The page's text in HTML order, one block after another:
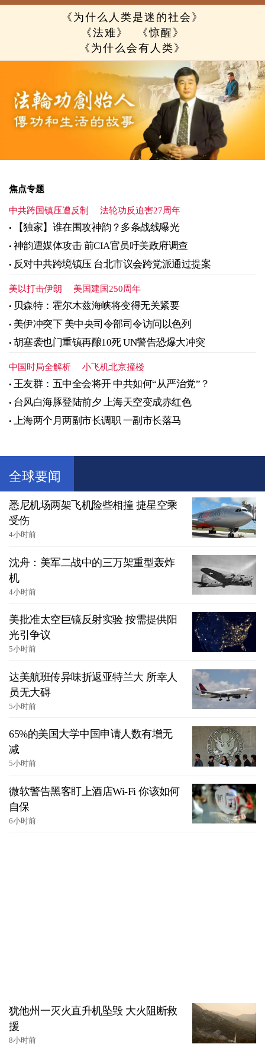
《为什么人类是迷的社会》
《法难》
《惊醒》
《为什么会有人类》
焦点专题
中共跨国镇压遭反制 法轮功反迫害27周年
【独家】谁在围攻神韵？多条战线曝光
神韵遭媒体攻击 前CIA官员吁美政府调查
反对中共跨境镇压 台北市议会跨党派通过提案
美以打击伊朗 美国建国250周年
贝森特：霍尔木兹海峡将变得无关紧要
美伊冲突下 美中央司令部司令访问以色列
胡塞袭也门重镇再酿10死 UN警告恐爆大冲突
中国时局全解析 小飞机北京撞楼
王友群：五中全会将开 中共如何“从严治党”？
台风白海豚登陆前夕 上海天空变成赤红色
上海两个月两副市长调职 一副市长落马
全球要闻
悉尼机场两架飞机险些相撞 捷星空乘
受伤
4小时前
沈舟：美军二战中的三万架重型轰炸
机
4小时前
美批准太空巨镜反射实验 按需提供阳
光引争议
5小时前
达美航班传异味折返亚特兰大 所幸人
员无大碍
5小时前
65%的美国大学中国申请人数有增无
减
5小时前
微软警告黑客盯上酒店Wi-Fi 你该如何
自保
6小时前
犹他州一灭火直升机坠毁 大火阻断救
援
8小时前